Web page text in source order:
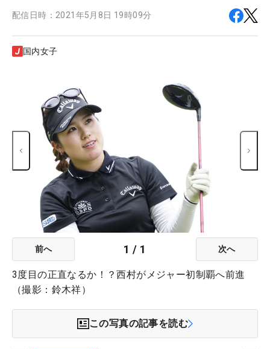
配信日時： 2021年5月8日 19時09分
国内女子
前へ 1 / 1 次へ
3度目の正直なるか！？西村がメジャー初制覇へ前進
（撮影：鈴木祥）
この写真の記事を読む